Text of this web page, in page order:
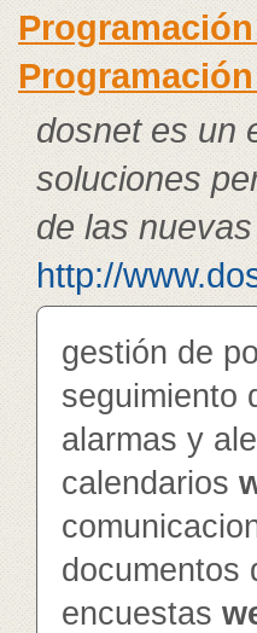
Programación
Programación
dosnet es un
soluciones
de las
http://
gestión de
seguimiento
alarmas y
calendarios
documentos
encuestas